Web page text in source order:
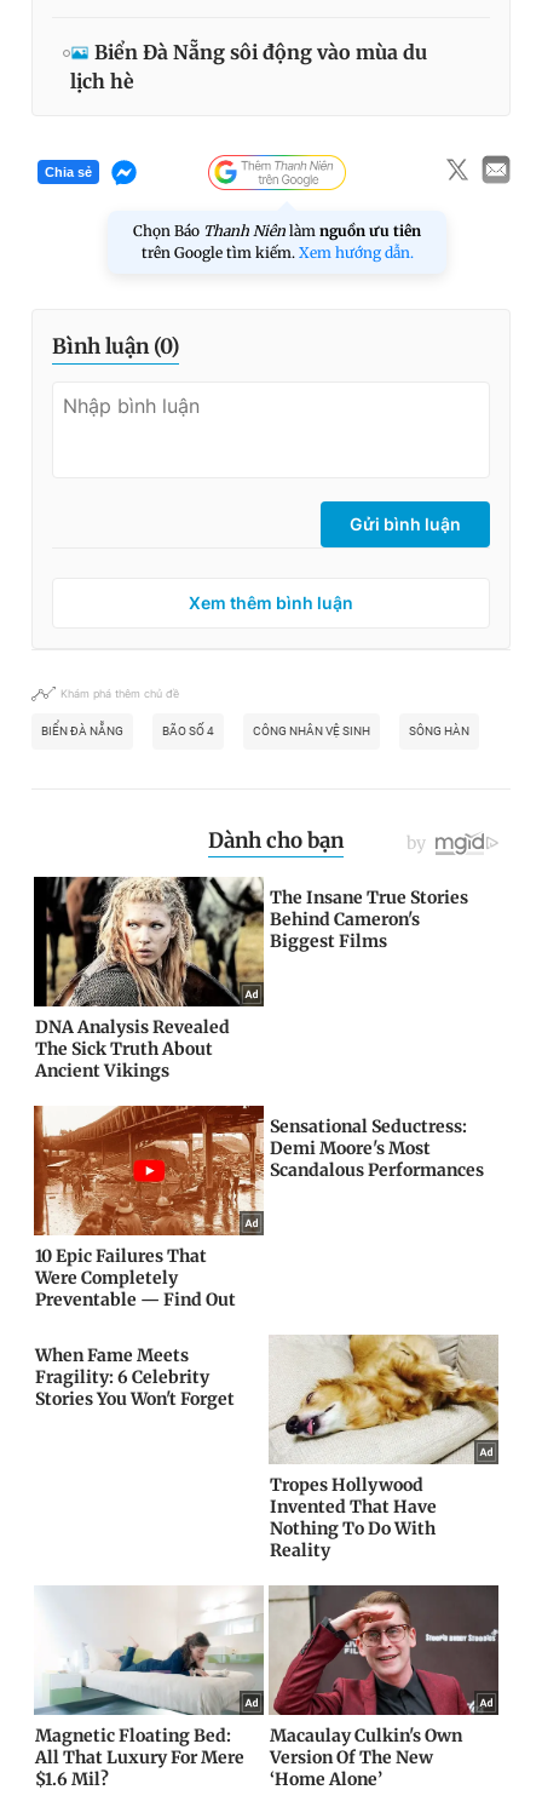
Biển Đà Nẵng sôi động vào mùa du
lịch hè
Chia sẻ
Chọn Báo Thanh Niên làm nguồn ưu tiên
trên Google tìm kiếm. Xem hướng dẫn.
Bình luận (0)
Gửi bình luận
Xem thêm bình luận
Khám phá thêm chủ đề
BIỂN ĐÀ NẴNG BÃO SỐ 4 CÔNG NHÂN VỆ SINH SÔNG HÀN